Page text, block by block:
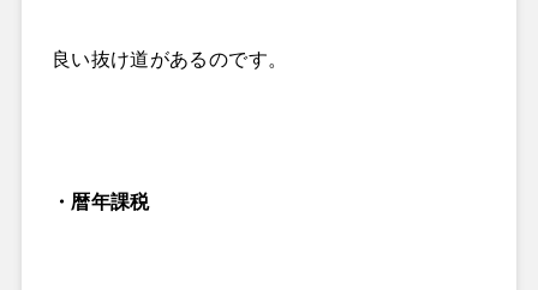
良い抜け道があるのです。
・暦年課税